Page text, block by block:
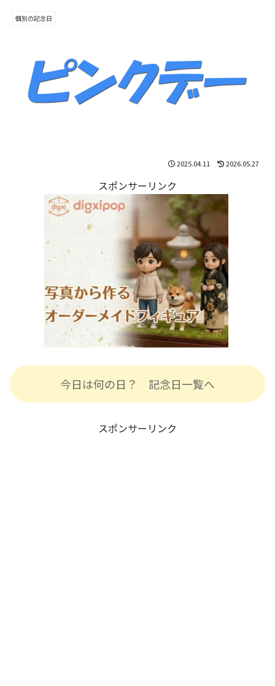
個別の記念日
2025.04.11 2026.05.27
スポンサーリンク
今日は何の日？ 記念日一覧へ
スポンサーリンク